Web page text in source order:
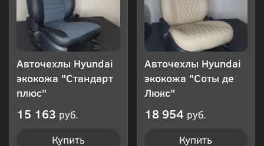
Авточехлы Hyundai
экокожа "Стандарт
плюс"
15 163 руб.
Купить
Авточехлы Hyundai
экокожа "Соты де
Люкс"
18 954 руб.
Купить